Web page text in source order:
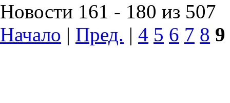
Новости 161 - 180 из 507
Начало | Пред. | 4 5 6 7 8 9